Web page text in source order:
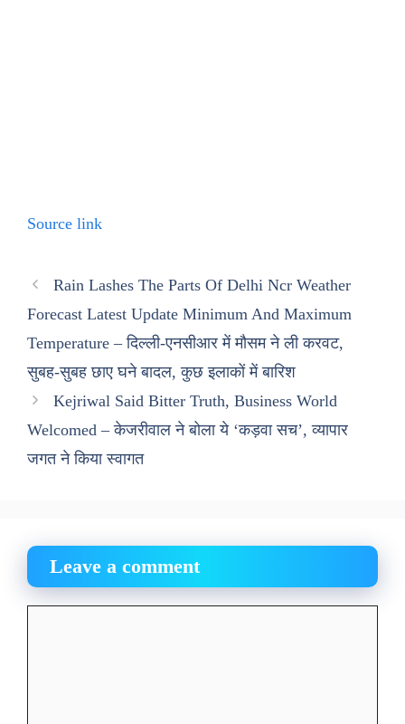
Source link
Rain Lashes The Parts Of Delhi Ncr Weather
Forecast Latest Update Minimum And Maximum
Temperature – दिल्ली-एनसीआर में मौसम ने ली करवट,
सुबह-सुबह छाए घने बादल, कुछ इलाकों में बारिश
Kejriwal Said Bitter Truth, Business World
Welcomed – केजरीवाल ने बोला ये ‘कड़वा सच’, व्यापार
जगत ने किया स्वागत
Leave a comment